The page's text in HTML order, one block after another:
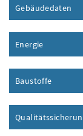
Gebäudedaten
Energie
Baustoffe